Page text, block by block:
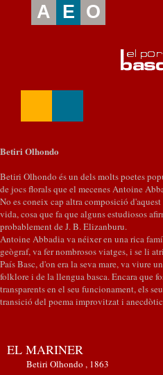
A E O
Betiri Olhondo
Betiri Olhondo és un dels molts poetes
de jocs florals que el mecenes Antoine
No es coneix cap altra composició
vida, cosa que fa que alguns estudiosos
probablement de J. B. Elizanburu.
Antoine Abbadia va néixer en una rica
geògraf, va fer nombrosos viatges, i se li
País Basc, d'on era la seva mare, va viure
folklore i de la llengua basca. Encara que
transparents en el seu funcionament, els
transició del poema improvitzat i
EL MARINER
Betiri Olhondo , 1863